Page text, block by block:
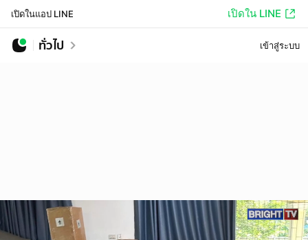
เปิดในแอป LINE เปิดใน LINE
ทั่วไป เข้าสู่ระบบ